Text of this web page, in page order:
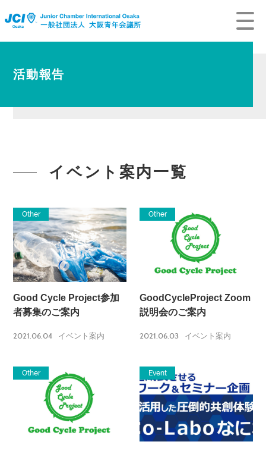
活動報告
イベント案内一覧
Other
Good Cycle Project参加
者募集のご案内
2021.06.04 イベント案内
Other
GoodCycleProject Zoom
説明会のご案内
2021.06.03 イベント案内
Other Event